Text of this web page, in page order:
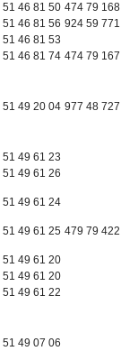
51 46 81 50 474 79 168
51 46 81 56 924 59 771
51 46 81 53
51 46 81 74 474 79 167
51 49 20 04 977 48 727
51 49 61 23
51 49 61 26
51 49 61 24
51 49 61 25 479 79 422
51 49 61 20
51 49 61 20
51 49 61 22
51 49 07 06